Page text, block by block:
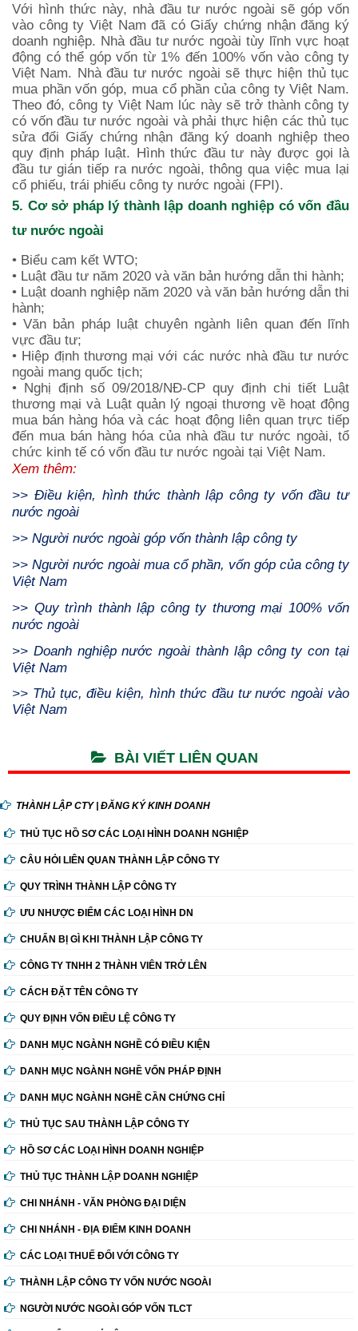
Với hình thức này, nhà đầu tư nước ngoài sẽ góp vốn
vào công ty Việt Nam đã có Giấy chứng nhận đăng ký
doanh nghiệp. Nhà đầu tư nước ngoài tùy lĩnh vực hoạt
động có thể góp vốn từ 1% đến 100% vốn vào công ty
Việt Nam. Nhà đầu tư nước ngoài sẽ thực hiện thủ tục
mua phần vốn góp, mua cổ phần của công ty Việt Nam.
Theo đó, công ty Việt Nam lúc này sẽ trở thành công ty
có vốn đầu tư nước ngoài và phải thực hiện các thủ tục
sửa đổi Giấy chứng nhận đăng ký doanh nghiệp theo
quy định pháp luật. Hình thức đầu tư này được gọi là
đầu tư gián tiếp ra nước ngoài, thông qua việc mua lại
cổ phiếu, trái phiếu công ty nước ngoài (FPI).
5. Cơ sở pháp lý thành lập doanh nghiệp có vốn đầu
tư nước ngoài
• Biểu cam kết WTO;
• Luật đầu tư năm 2020 và văn bản hướng dẫn thi hành;
• Luật doanh nghiệp năm 2020 và văn bản hướng dẫn thi
hành;
• Văn bản pháp luật chuyên ngành liên quan đến lĩnh
vực đầu tư;
• Hiệp định thương mại với các nước nhà đầu tư nước
ngoài mang quốc tịch;
• Nghị định số 09/2018/NĐ-CP quy định chi tiết Luật
thương mại và Luật quản lý ngoại thương về hoạt động
mua bán hàng hóa và các hoạt động liên quan trực tiếp
đến mua bán hàng hóa của nhà đầu tư nước ngoài, tổ
chức kinh tế có vốn đầu tư nước ngoài tại Việt Nam.
Xem thêm:
>> Điều kiện, hình thức thành lập công ty vốn đầu tư
nước ngoài
>> Người nước ngoài góp vốn thành lập công ty
>> Người nước ngoài mua cổ phần, vốn góp của công ty
Việt Nam
>> Quy trình thành lập công ty thương mại 100% vốn
nước ngoài
>> Doanh nghiệp nước ngoài thành lập công ty con tại
Việt Nam
>> Thủ tục, điều kiện, hình thức đầu tư nước ngoài vào
Việt Nam
BÀI VIẾT LIÊN QUAN
THÀNH LẬP CTY | ĐĂNG KÝ KINH DOANH
THỦ TỤC HỒ SƠ CÁC LOẠI HÌNH DOANH NGHIỆP
CÂU HỎI LIÊN QUAN THÀNH LẬP CÔNG TY
QUY TRÌNH THÀNH LẬP CÔNG TY
ƯU NHƯỢC ĐIỂM CÁC LOẠI HÌNH DN
CHUẨN BỊ GÌ KHI THÀNH LẬP CÔNG TY
CÔNG TY TNHH 2 THÀNH VIÊN TRỞ LÊN
CÁCH ĐẶT TÊN CÔNG TY
QUY ĐỊNH VỐN ĐIỀU LỆ CÔNG TY
DANH MỤC NGÀNH NGHỀ CÓ ĐIỀU KIỆN
DANH MỤC NGÀNH NGHỀ VỐN PHÁP ĐỊNH
DANH MỤC NGÀNH NGHỀ CẦN CHỨNG CHỈ
THỦ TỤC SAU THÀNH LẬP CÔNG TY
HỒ SƠ CÁC LOẠI HÌNH DOANH NGHIỆP
THỦ TỤC THÀNH LẬP DOANH NGHIỆP
CHI NHÁNH - VĂN PHÒNG ĐẠI DIỆN
CHI NHÁNH - ĐỊA ĐIỂM KINH DOANH
CÁC LOẠI THUẾ ĐỐI VỚI CÔNG TY
THÀNH LẬP CÔNG TY VỐN NƯỚC NGOÀI
NGƯỜI NƯỚC NGOÀI GÓP VỐN TLCT